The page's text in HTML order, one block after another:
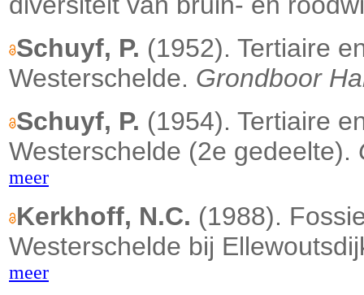
Schuyf, P. (1952). Tertiaire
Westerschelde. Grondboor
Schuyf, P. (1954). Tertiaire
Westerschelde (2e gedeelte).
meer
Kerkhoff, N.C. (1988).
Westerschelde bij
meer